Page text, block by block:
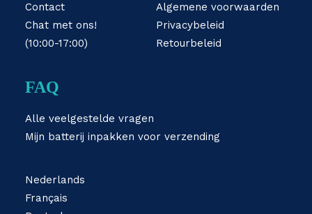
Contact
Chat met ons!
(10:00-17:00)
Algemene voorwaarden
Privacybeleid
Retourbeleid
FAQ
Alle veelgestelde vragen
Mijn batterij inpakken voor verzending
Nederlands
Français